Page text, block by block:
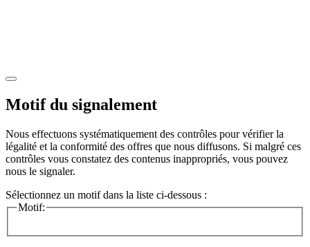
Motif du signalement
Nous effectuons systématiquement des contrôles pour vérifier la
légalité et la conformité des offres que nous diffusons. Si malgré ces
contrôles vous constatez des contenus inappropriés, vous pouvez
nous le signaler.
Sélectionnez un motif dans la liste ci-dessous :
Motif: